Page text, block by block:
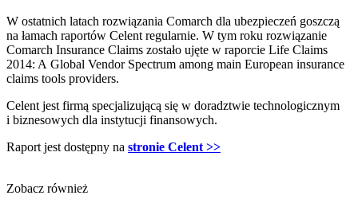
W ostatnich latach rozwiązania Comarch dla ubezpieczeń goszczą
na łamach raportów Celent regularnie. W tym roku rozwiązanie
Comarch Insurance Claims zostało ujęte w raporcie Life Claims
2014: A Global Vendor Spectrum among main European insurance
claims tools providers.
Celent jest firmą specjalizującą się w doradztwie technologicznym
i biznesowych dla instytucji finansowych.
Raport jest dostępny na stronie Celent >>
Zobacz również